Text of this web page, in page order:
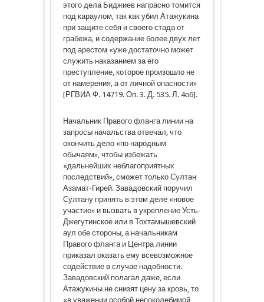
этого дела Биджиев напрасно томится
под караулом, так как убил Атажукина
при защите себя и своего стада от
грабежа, и содержание более двух лет
под арестом «уже достаточно может
служить наказанием за его
преступление, которое произошло не
от намерения, а от личной опасности»
[РГВИА Ф. 14719. Оп. 3. Д. 535. Л. 4об].
Начальник Правого фланга линии на
запросы начальства отвечал, что
окончить дело «по народным
обычаям», чтобы избежать
«дальнейших неблагоприятных
последствий», сможет только Султан
Азамат-Гирей. Завадовский поручил
Султану принять в этом деле «новое
участие» и вызвать в укрепление Усть-
Джегутинское или в Тохтамышевский
аул обе стороны, а начальникам
Правого фланга и Центра линии
приказал оказать ему всевозможное
содействие в случае надобности.
Завадовский полагал даже, если
Атажукины не снизят цену за кровь, то
«в уважении особой непоколебимой